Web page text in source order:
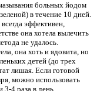
больных йодом
в течение 10 дней.
эффективен,
она хотела вылечить
не удалось.
она хоть и ядовита, но
детей (до трех
лишая. Если готовой
можно использовать
3-4 раза в день.